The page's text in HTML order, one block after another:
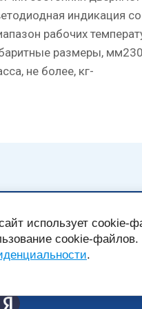
индикация
рабочих
размеры, мм
не более, кг-
внимание, что вся
на данном
носит информационный
публичной офертой,
положениями Статьи 437 (2)
использует cookie-
cookie-
.